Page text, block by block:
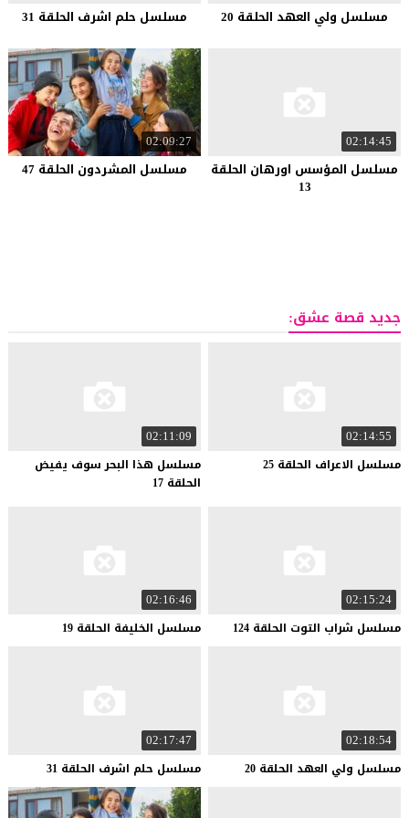
مسلسل ولي العهد الحلقة 20 مسلسل حلم اشرف الحلقة 31
02:14:45
مسلسل المؤسس اورهان الحلقة
13
02:09:27
مسلسل المشردون الحلقة 47
جديد قصة عشق:
02:14:55
مسلسل الاعراف الحلقة 25
02:11:09
مسلسل هذا البحر سوف يفيض
الحلقة 17
02:15:24
مسلسل شراب التوت الحلقة 124
02:16:46
مسلسل الخليفة الحلقة 19
02:18:54
مسلسل ولي العهد الحلقة 20
02:17:47
مسلسل حلم اشرف الحلقة 31